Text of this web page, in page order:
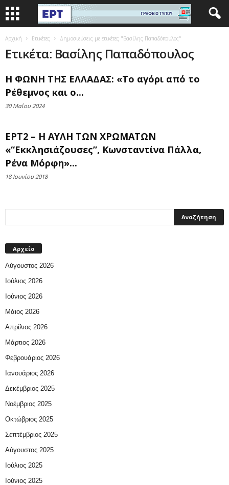
Αρχική Ετικέτες Δημοσιεύσεις με ετικέτες "Βασίλης Παπαδόπουλος"
Ετικέτα: Βασίλης Παπαδόπουλος
Η ΦΩΝΗ ΤΗΣ ΕΛΛΑΔΑΣ: «Το αγόρι από το
Ρέθεμνος και ο...
30 Μαΐου 2024
ΕΡΤ2 – Η ΑΥΛΗ ΤΩΝ ΧΡΩΜΑΤΩΝ
«“Εκκλησιάζουσες”, Κωνσταντίνα Πάλλα,
Ρένα Μόρφη»...
18 Ιουνίου 2018
Αρχείο
Αύγουστος 2026
Ιούλιος 2026
Ιούνιος 2026
Μάιος 2026
Απρίλιος 2026
Μάρτιος 2026
Φεβρουάριος 2026
Ιανουάριος 2026
Δεκέμβριος 2025
Νοέμβριος 2025
Οκτώβριος 2025
Σεπτέμβριος 2025
Αύγουστος 2025
Ιούλιος 2025
Ιούνιος 2025